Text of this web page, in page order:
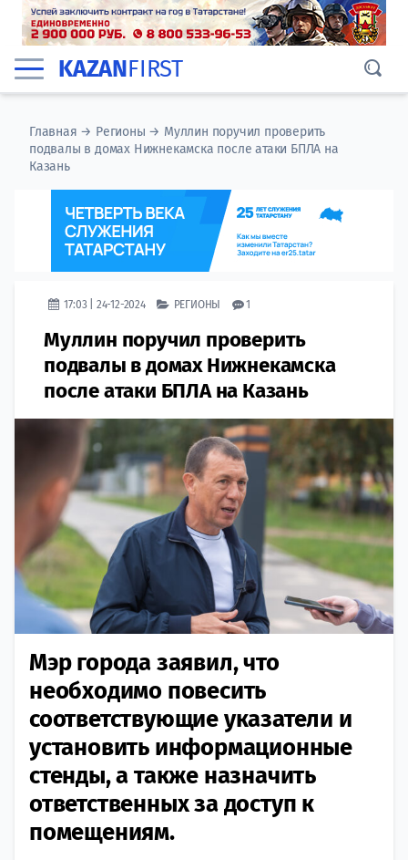
KAZANFIRST
Главная → Регионы → Муллин поручил проверить
подвалы в домах Нижнекамска после атаки БПЛА на
Казань
17:03 | 24-12-2024 РЕГИОНЫ 1
Муллин поручил проверить
подвалы в домах Нижнекамска
после атаки БПЛА на Казань
Мэр города заявил, что
необходимо повесить
соответствующие указатели и
установить информационные
стенды, а также назначить
ответственных за доступ к
помещениям.